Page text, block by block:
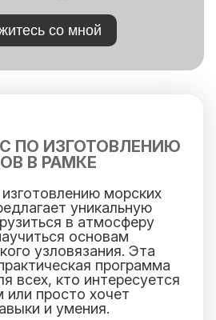
со мной
ПО ИЗГОТОВЛЕНИЮ
В РАМКЕ
морских
уникальную
в атмосферу
основам
узловязания. Эта
программа
всех, кто интересуется
или просто хочет
и умения.